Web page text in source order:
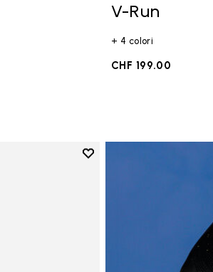
V-Run
+ 4 colori
CHF 199.00
Add to wishlist